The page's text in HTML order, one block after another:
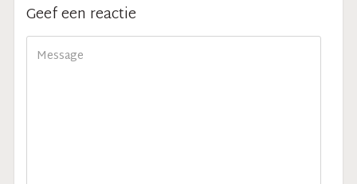
Geef een reactie